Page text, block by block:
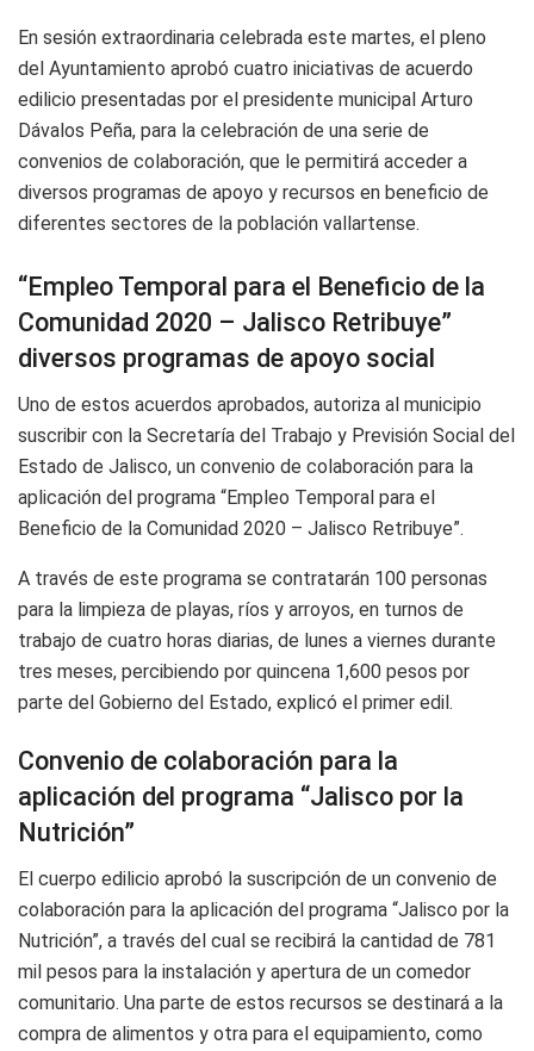
En sesión extraordinaria celebrada este martes, el pleno
del Ayuntamiento aprobó cuatro iniciativas de acuerdo
edilicio presentadas por el presidente municipal Arturo
Dávalos Peña, para la celebración de una serie de
convenios de colaboración, que le permitirá acceder a
diversos programas de apoyo y recursos en beneficio de
diferentes sectores de la población vallartense.
“Empleo Temporal para el Beneficio de la
Comunidad 2020 – Jalisco Retribuye”
diversos programas de apoyo social
Uno de estos acuerdos aprobados, autoriza al municipio
suscribir con la Secretaría del Trabajo y Previsión Social del
Estado de Jalisco, un convenio de colaboración para la
aplicación del programa “Empleo Temporal para el
Beneficio de la Comunidad 2020 – Jalisco Retribuye”.
A través de este programa se contratarán 100 personas
para la limpieza de playas, ríos y arroyos, en turnos de
trabajo de cuatro horas diarias, de lunes a viernes durante
tres meses, percibiendo por quincena 1,600 pesos por
parte del Gobierno del Estado, explicó el primer edil.
Convenio de colaboración para la
aplicación del programa “Jalisco por la
Nutrición”
El cuerpo edilicio aprobó la suscripción de un convenio de
colaboración para la aplicación del programa “Jalisco por la
Nutrición”, a través del cual se recibirá la cantidad de 781
mil pesos para la instalación y apertura de un comedor
comunitario. Una parte de estos recursos se destinará a la
compra de alimentos y otra para el equipamiento, como